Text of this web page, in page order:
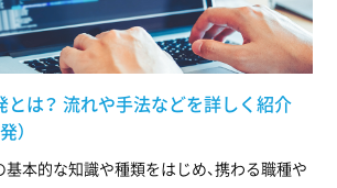
とは？ 流れや手法などを詳しく紹介
）
本的な知識や種類をはじめ、携わる職種や